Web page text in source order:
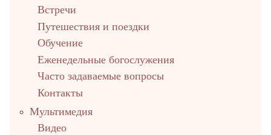
Встречи
Путешествия и поездки
Обучение
Еженедельные богослужения
Часто задаваемые вопросы
Контакты
Мультимедия
Видео